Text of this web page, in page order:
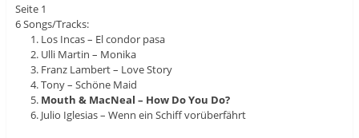
Seite 1
6 Songs/Tracks:
Los Incas – El condor pasa
Ulli Martin – Monika
Franz Lambert – Love Story
Tony – Schöne Maid
Mouth & MacNeal – How Do You Do?
Julio Iglesias – Wenn ein Schiff vorüberfährt